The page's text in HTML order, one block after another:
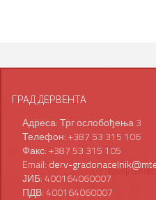
ГРАД ДЕРВЕНТА
Адреса: Трг ослобођења 3
Телефон: +387 53 315 106
Факс: +387 53 315 105
Email: derv-
ЈИБ: 400164060007
ПДВ: 400164060007